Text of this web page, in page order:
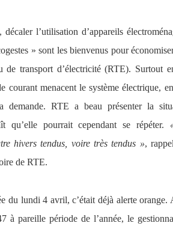
l’utilisation d’appareils
» sont les bienvenus pour
de transport d’électricité (RTE). Surtout
courant menacent le système électrique,
RTE a beau présenter la
qu’elle pourrait cependant se répéter.
hivers tendus, voire très tendus »,
de RTE.
du lundi 4 avril, c’était déjà alerte orange.
à pareille période de l’année, le